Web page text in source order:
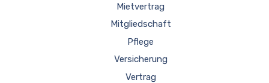
Mietvertrag
Mitgliedschaft
Pflege
Versicherung
Vertrag